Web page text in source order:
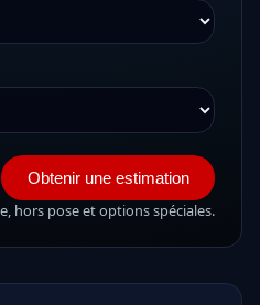
Obtenir une estimation
hors pose et options spéciales.